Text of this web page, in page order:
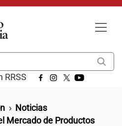
RRSS
Noticias
Mercado de Productos